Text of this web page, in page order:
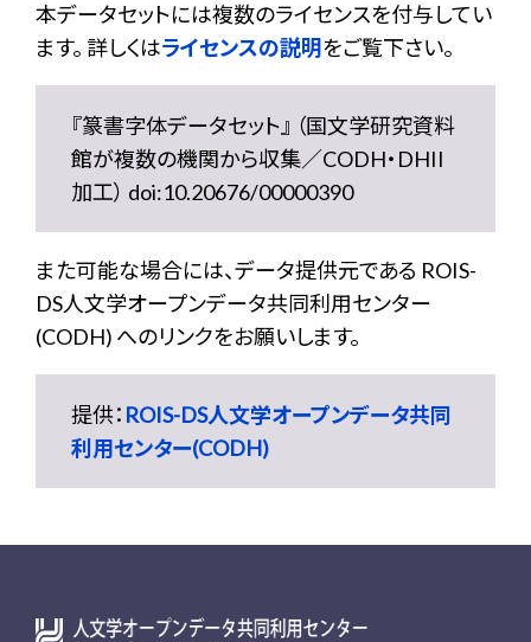
本データセットには複数のライセンスを付与してい
ます。 詳しくはライセンスの説明をご覧下さい。
『篆書字体データセット』 （国文学研究資料
館が複数の機関から収集／CODH・DHII
加工） doi:10.20676/00000390
また可能な場合には、データ提供元である ROIS-
DS人文学オープンデータ共同利用センター
(CODH) へのリンクをお願いします。
提供： ROIS-DS人文学オープンデータ共同
利用センター(CODH)